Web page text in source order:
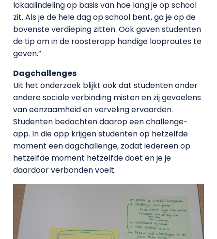
lokaalindeling op basis van hoe lang je op school
zit. Als je de hele dag op school bent, ga je op de
bovenste verdieping zitten. Ook gaven studenten
de tip om in de roosterapp handige looproutes te
geven.”
Dagchallenges
Uit het onderzoek blijkt ook dat studenten onder
andere sociale verbinding misten en zij gevoelens
van eenzaamheid en verveling ervaarden.
Studenten bedachten daarop een challenge-
app. In die app krijgen studenten op hetzelfde
moment een dagchallenge, zodat iedereen op
hetzelfde moment hetzelfde doet en je je
daardoor verbonden voelt.